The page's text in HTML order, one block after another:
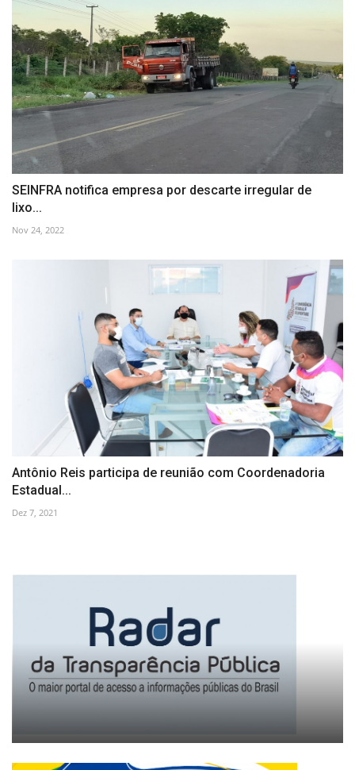
SEINFRA notifica empresa por descarte irregular de
lixo...
Nov 24, 2022
Antônio Reis participa de reunião com Coordenadoria
Estadual...
Dez 7, 2021